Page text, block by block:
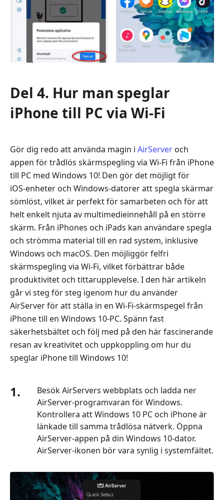
Del 4. Hur man speglar
iPhone till PC via Wi-Fi
Gör dig redo att använda magin i AirServer och
appen för trådlös skärmspegling via Wi‑Fi från iPhone
till PC med Windows 10! Den gör det möjligt för
iOS‑enheter och Windows‑datorer att spegla skärmar
sömlöst, vilket är perfekt för samarbeten och för att
helt enkelt njuta av multimedieinnehåll på en större
skärm. Från iPhones och iPads kan användare spegla
och strömma material till en rad system, inklusive
Windows och macOS. Den möjliggör felfri
skärmspegling via Wi‑Fi, vilket förbättrar både
produktivitet och tittarupplevelse. I den här artikeln
går vi steg för steg igenom hur du använder
AirServer för att ställa in en Wi‑Fi‑skärmspegel från
iPhone till en Windows 10‑PC. Spänn fast
säkerhetsbältet och följ med på den här fascinerande
resan av kreativitet och uppkoppling om hur du
speglar iPhone till Windows 10!
1.
Besök AirServers webbplats och ladda ner
AirServer-programvaran för Windows.
Kontrollera att Windows 10 PC och iPhone är
länkade till samma trådlösa nätverk. Öppna
AirServer-appen på din Windows 10-dator.
AirServer-ikonen bör vara synlig i systemfältet.